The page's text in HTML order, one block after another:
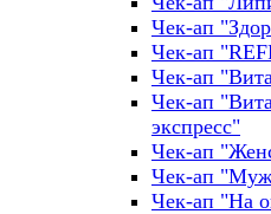
Чек-ап
Чек-ап
Чек-ап
Чек-ап
экспресс"
Чек-ап
Чек-ап
Чек-ап "На